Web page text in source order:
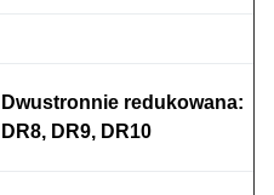
Dwustronnie redukowana:
DR8, DR9, DR10